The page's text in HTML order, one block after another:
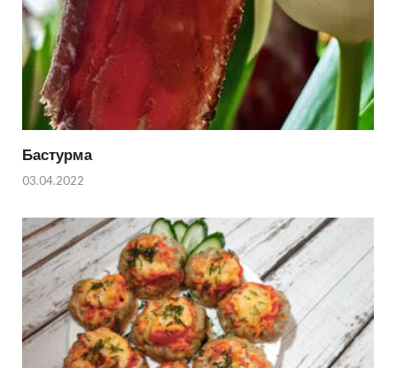
Бастурма
03.04.2022